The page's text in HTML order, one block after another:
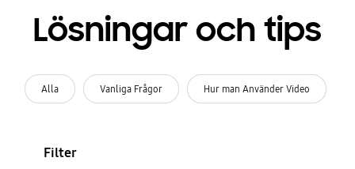
Lösningar och tips
Alla Vanliga Frågor Hur man Använder Video
Filter